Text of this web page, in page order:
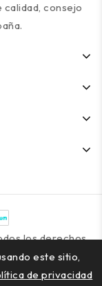
consejo
este sitio,
de privacidad
los derechos